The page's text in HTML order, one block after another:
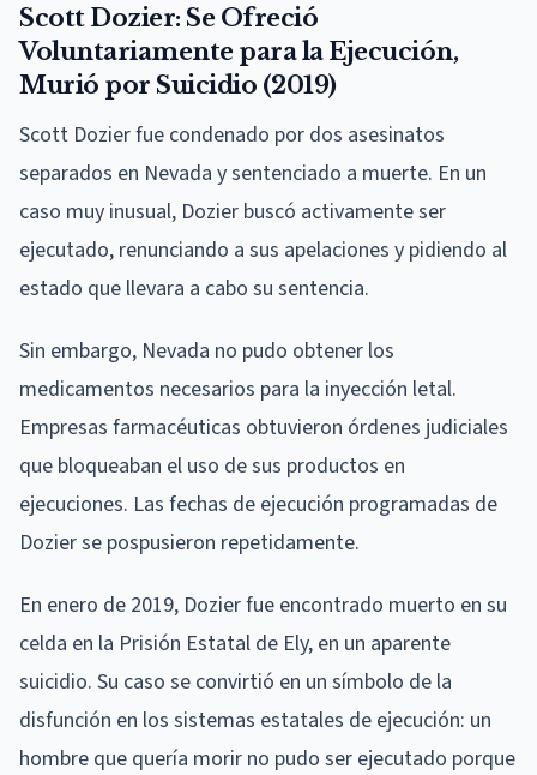
Scott Dozier: Se Ofreció
Voluntariamente para la Ejecución,
Murió por Suicidio (2019)
Scott Dozier fue condenado por dos asesinatos
separados en Nevada y sentenciado a muerte. En un
caso muy inusual, Dozier buscó activamente ser
ejecutado, renunciando a sus apelaciones y pidiendo al
estado que llevara a cabo su sentencia.
Sin embargo, Nevada no pudo obtener los
medicamentos necesarios para la inyección letal.
Empresas farmacéuticas obtuvieron órdenes judiciales
que bloqueaban el uso de sus productos en
ejecuciones. Las fechas de ejecución programadas de
Dozier se pospusieron repetidamente.
En enero de 2019, Dozier fue encontrado muerto en su
celda en la Prisión Estatal de Ely, en un aparente
suicidio. Su caso se convirtió en un símbolo de la
disfunción en los sistemas estatales de ejecución: un
hombre que quería morir no pudo ser ejecutado porque